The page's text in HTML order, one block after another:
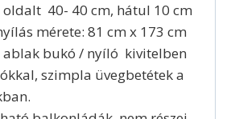
40- 40 cm, hátul 10 cm
mérete: 81 cm x 173 cm
ablak bukó / nyíló kivitelben
szimpla üvegbetétek a